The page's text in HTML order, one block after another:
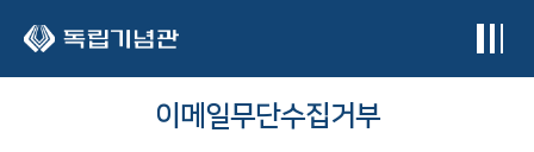
이메일무단수집거부